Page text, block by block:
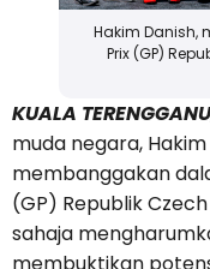
Hakim Danish,
Prix (GP)
KUALA
muda negara,
membanggakan
(GP) Republik
sahaja